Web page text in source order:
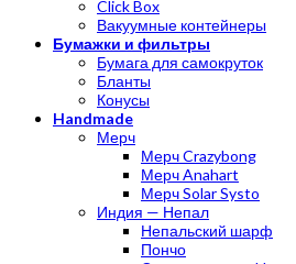
Click Box
Вакуумные контейнеры
Бумажки и фильтры
Бумага для самокруток
Бланты
Конусы
Handmade
Мерч
Мерч Crazybong
Мерч Anahart
Мерч Solar Systo
Индия — Непал
Непальский шарф
Пончо